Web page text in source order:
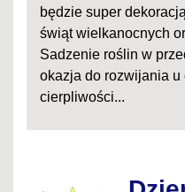
będzie super
świąt wielkanocnych
Sadzenie roślin w
okazja do rozwijania
cierpliwości...